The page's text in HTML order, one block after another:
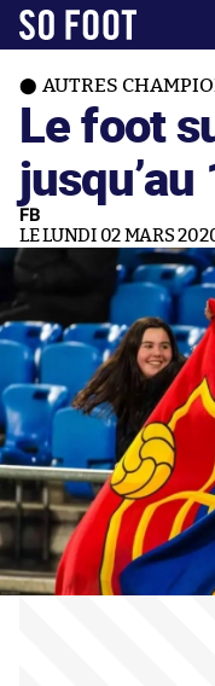
AUTRES
Le foot
FB
LE LUNDI 02 MARS